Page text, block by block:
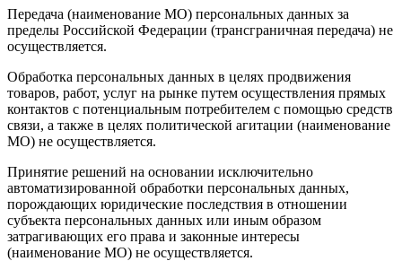
Передача (наименование МО) персональных данных за
пределы Российской Федерации (трансграничная передача) не
осуществляется.
Обработка персональных данных в целях продвижения
товаров, работ, услуг на рынке путем осуществления прямых
контактов с потенциальным потребителем с помощью средств
связи, а также в целях политической агитации (наименование
МО) не осуществляется.
Принятие решений на основании исключительно
автоматизированной обработки персональных данных,
порождающих юридические последствия в отношении
субъекта персональных данных или иным образом
затрагивающих его права и законные интересы
(наименование МО) не осуществляется.